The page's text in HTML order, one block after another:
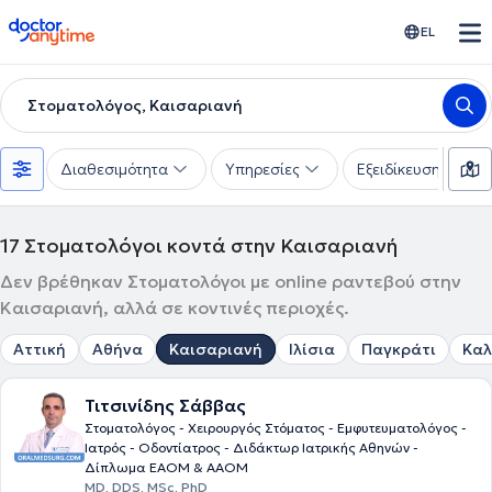
doctoranytime EL
Στοματολόγος, Καισαριανή
Διαθεσιμότητα Υπηρεσίες Εξειδίκευση
17 Στοματολόγοι κοντά στην Καισαριανή
Δεν βρέθηκαν Στοματολόγοι με online ραντεβού στην
Καισαριανή, αλλά σε κοντινές περιοχές.
Αττική Αθήνα Καισαριανή Ιλίσια Παγκράτι
Τιτσινίδης Σάββας
Στοματολόγος - Χειρουργός Στόματος - Εμφυτευματολόγος -
Ιατρός - Οδοντίατρος - Διδάκτωρ Ιατρικής Αθηνών -
Δίπλωμα ΕΑΟΜ & ΑΑΟΜ
MD, DDS, MSc, PhD